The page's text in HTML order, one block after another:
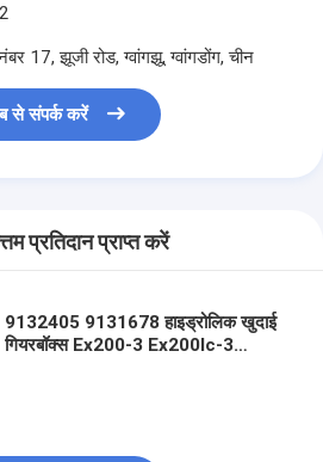
17, झूजी रोड, ग्वांगझू, ग्वांगडोंग, चीन
से संपर्क करें
प्रतिदान प्राप्त करें
9132405 9131678 हाइड्रोलिक खुदाई
गियरबॉक्स Ex200-3 Ex200lc-3